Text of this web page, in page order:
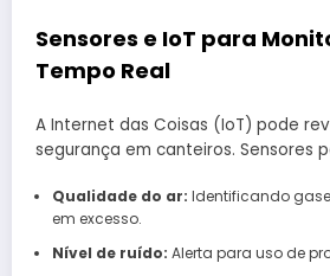
Sensores e IoT para
Tempo Real
A Internet das Coisas (IoT) pode
segurança em canteiros. Sensores
Qualidade do ar: Identificando
em excesso.
Nível de ruído: Alerta para uso de